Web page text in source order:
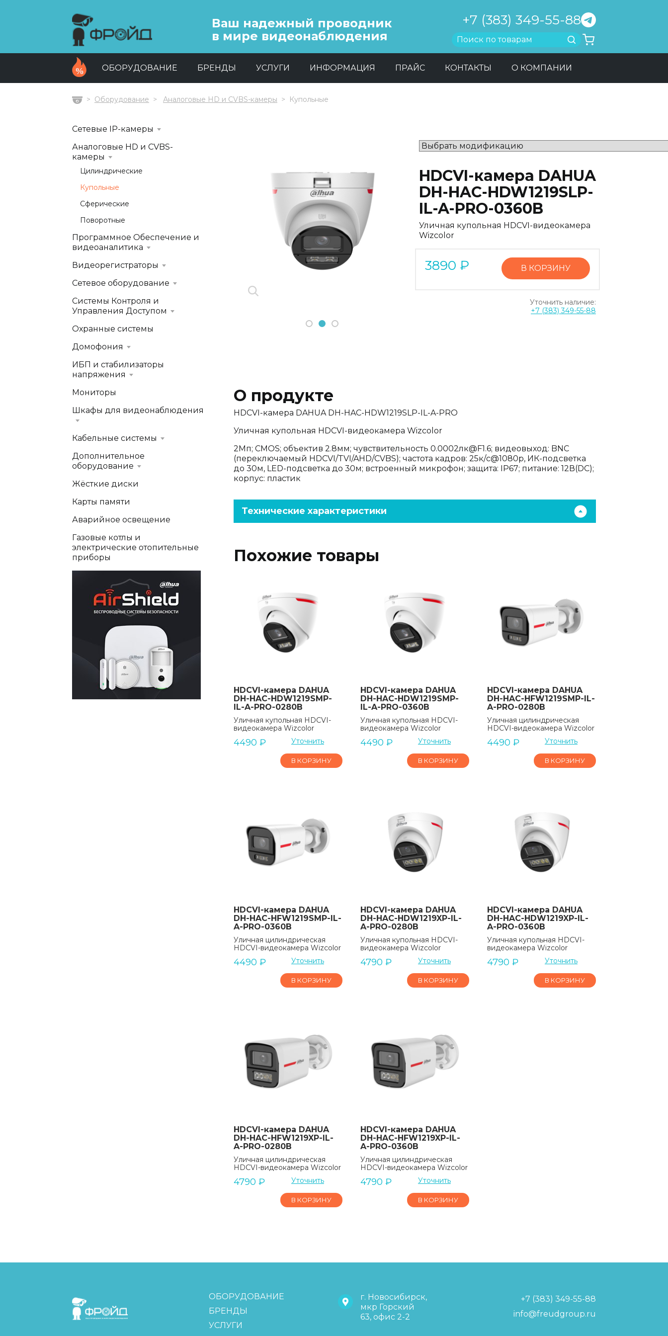
Ваш надежный проводник
в мире видеонаблюдения
+7 (383) 349-55-88
Найти
ОБОРУДОВАНИЕ БРЕНДЫ УСЛУГИ ИНФОРМАЦИЯ ПРАЙС КОНТАКТЫ О КОМПАНИИ
ГлавнаяОборудование Аналоговые HD и CVBS-камеры Купольные
1 2 3
HDCVI-камера DAHUA
DH-HAC-HDW1219SLP-
IL-A-PRO-0360B
Уличная купольная HDCVI-видеокамера
Wizcolor
3890 ₽ В КОРЗИНУ
Уточнить наличие:
+7 (383) 349-55-88
О продукте
HDCVI-камера DAHUA DH-HAC-HDW1219SLP-IL-A-PRO
Уличная купольная HDCVI-видеокамера Wizcolor
2Mп; CMOS; объектив 2.8мм; чувствительность 0.0002лк@F1.6; видеовыход: BNC
(переключаемый HDCVI/TVI/AHD/CVBS); частота кадров: 25к/с@1080p, ИК-подсветка
до 30м, LED-подсветка до 30м; встроенный микрофон; защита: IP67; питание: 12В(DC);
корпус: пластик
Технические характеристики
Похожие товары
HDCVI-камера DAHUA
DH-HAC-HDW1219SMP-
IL-A-PRO-0280B
Уличная купольная HDCVI-
видеокамера Wizcolor
4490 ₽ Уточнить
В КОРЗИНУ
HDCVI-камера DAHUA
DH-HAC-HDW1219SMP-
IL-A-PRO-0360B
Уличная купольная HDCVI-
видеокамера Wizcolor
4490 ₽ Уточнить
В КОРЗИНУ
HDCVI-камера DAHUA
DH-HAC-HFW1219SMP-IL-
A-PRO-0280B
Уличная цилиндрическая
HDCVI-видеокамера Wizcolor
4490 ₽ Уточнить
В КОРЗИНУ
HDCVI-камера DAHUA
DH-HAC-HFW1219SMP-IL-
A-PRO-0360B
Уличная цилиндрическая
HDCVI-видеокамера Wizcolor
4490 ₽ Уточнить
В КОРЗИНУ
HDCVI-камера DAHUA
DH-HAC-HDW1219XP-IL-
A-PRO-0280B
Уличная купольная HDCVI-
видеокамера Wizcolor
4790 ₽ Уточнить
В КОРЗИНУ
HDCVI-камера DAHUA
DH-HAC-HDW1219XP-IL-
A-PRO-0360B
Уличная купольная HDCVI-
видеокамера Wizcolor
4790 ₽ Уточнить
В КОРЗИНУ
HDCVI-камера DAHUA
DH-HAC-HFW1219XP-IL-
A-PRO-0280B
Уличная цилиндрическая
HDCVI-видеокамера Wizcolor
4790 ₽ Уточнить
В КОРЗИНУ
HDCVI-камера DAHUA
DH-HAC-HFW1219XP-IL-
A-PRO-0360B
Уличная цилиндрическая
HDCVI-видеокамера Wizcolor
4790 ₽ Уточнить
В КОРЗИНУ
Сетевые IP-камеры
Аналоговые HD и CVBS-
камеры
Цилиндрические
Купольные
Сферические
Поворотные
Программное Обеспечение и
видеоаналитика
Видеорегистраторы
Сетевое оборудование
Системы Контроля и
Управления Доступом
Охранные системы
Домофония
ИБП и стабилизаторы
напряжения
Мониторы
Шкафы для видеонаблюдения
Кабельные системы
Дополнительное
оборудование
Жёсткие диски
Карты памяти
Аварийное освещение
Газовые котлы и
электрические отопительные
приборы
FreudGroup
ОБОРУДОВАНИЕ
БРЕНДЫ
УСЛУГИ
г. Новосибирск,
мкр Горский
63, офис 2-2
+7 (383) 349-55-88
info@freudgroup.ru